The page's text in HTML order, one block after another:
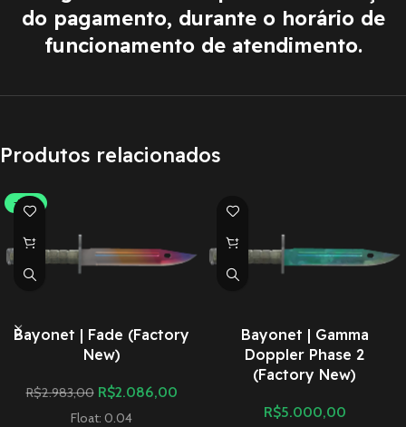
do pagamento, durante o horário de
funcionamento de atendimento.
Produtos relacionados
-30%
Bayonet | Fade (Factory
New)
R$2.983,00 R$2.086,00
Float: 0.04
Bayonet | Gamma
Doppler Phase 2
(Factory New)
R$5.000,00